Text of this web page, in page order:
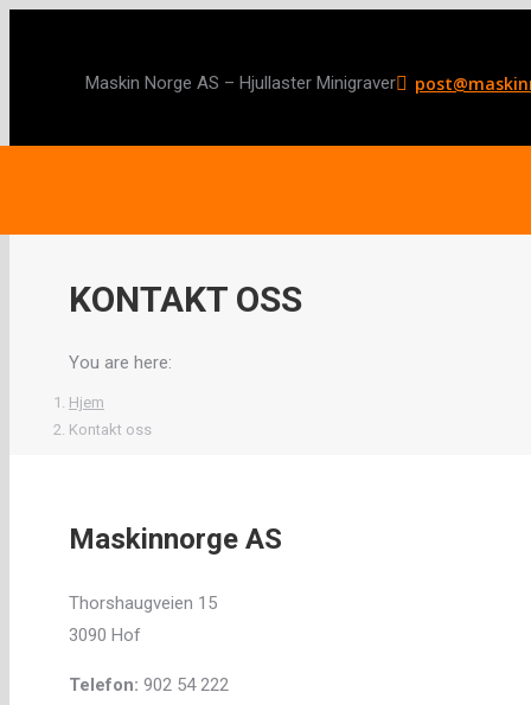
Maskin Norge AS – Hjullaster Minigraver
KONTAKT OSS
You are here:
Hjem
Kontakt oss
Maskinnorge AS
Thorshaugveien 15
3090 Hof
Telefon: 902 54 222